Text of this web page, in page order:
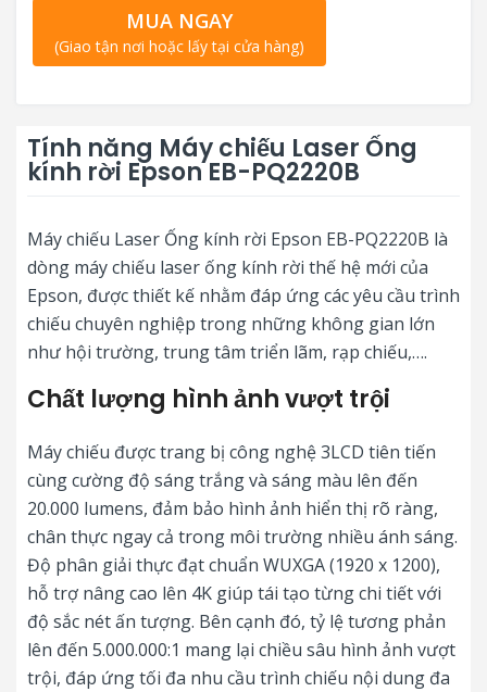
MUA NGAY
(Giao tận nơi hoặc lấy tại cửa hàng)
Tính năng Máy chiếu Laser Ống
kính rời Epson EB-PQ2220B
Máy chiếu Laser Ống kính rời Epson EB-PQ2220B là
dòng máy chiếu laser ống kính rời thế hệ mới của
Epson, được thiết kế nhằm đáp ứng các yêu cầu trình
chiếu chuyên nghiệp trong những không gian lớn
như hội trường, trung tâm triển lãm, rạp chiếu,….
Chất lượng hình ảnh vượt trội
Máy chiếu được trang bị công nghệ 3LCD tiên tiến
cùng cường độ sáng trắng và sáng màu lên đến
20.000 lumens, đảm bảo hình ảnh hiển thị rõ ràng,
chân thực ngay cả trong môi trường nhiều ánh sáng.
Độ phân giải thực đạt chuẩn WUXGA (1920 x 1200),
hỗ trợ nâng cao lên 4K giúp tái tạo từng chi tiết với
độ sắc nét ấn tượng. Bên cạnh đó, tỷ lệ tương phản
lên đến 5.000.000:1 mang lại chiều sâu hình ảnh vượt
trội, đáp ứng tối đa nhu cầu trình chiếu nội dung đa